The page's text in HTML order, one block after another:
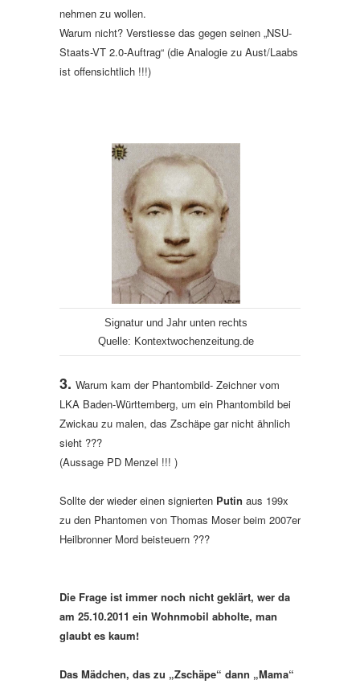
nehmen zu wollen.
Warum nicht? Verstiesse das gegen seinen „NSU-
Staats-VT 2.0-Auftrag“ (die Analogie zu Aust/Laabs
ist offensichtlich !!!)
Signatur und Jahr unten rechts
Quelle: Kontextwochenzeitung.de
3. Warum kam der Phantombild- Zeichner vom
LKA Baden-Württemberg, um ein Phantombild bei
Zwickau zu malen, das Zschäpe gar nicht ähnlich
sieht ???
(Aussage PD Menzel !!! )
Sollte der wieder einen signierten Putin aus 199x
zu den Phantomen von Thomas Moser beim 2007er
Heilbronner Mord beisteuern ???
Die Frage ist immer noch nicht geklärt, wer da
am 25.10.2011 ein Wohnmobil abholte, man
glaubt es kaum!
Das Mädchen, das zu „Zschäpe“ dann „Mama“